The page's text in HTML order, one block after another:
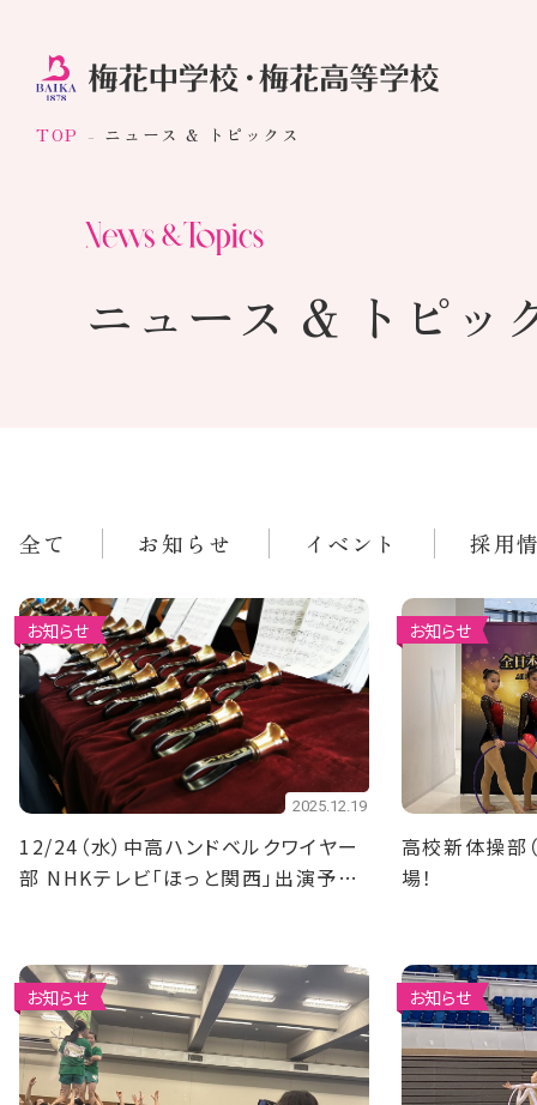
TOP ニュース & トピックス
ニュース & トピッ
全て お知らせ イベント 採用
お知らせ
2025.12.19
12/24（水）中高ハンドベルクワイヤー
部 NHKテレビ「ほっと関西」出演予
お知らせ
高校新体操部
場！
お知らせ お知らせ